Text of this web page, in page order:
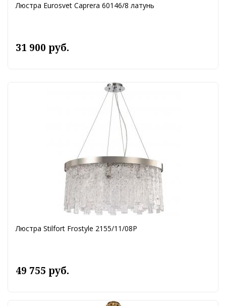
Люстра Eurosvet Caprera 60146/8 латунь
31 900 руб.
Люстра Stilfort Frostyle 2155/11/08P
49 755 руб.